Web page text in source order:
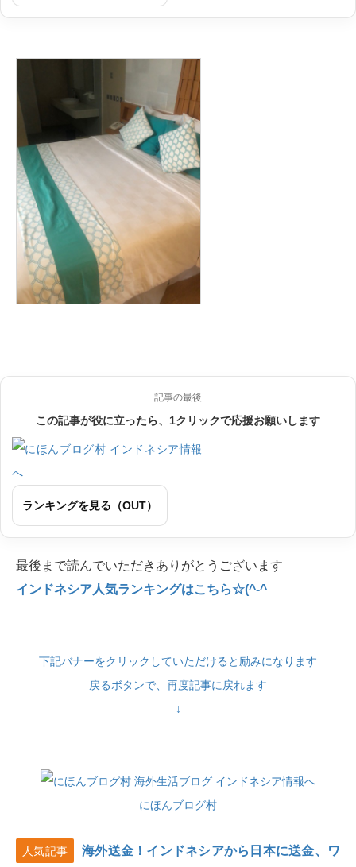
記事の最後
この記事が役に立ったら、1クリックで応援お願いします
ランキングを見る（OUT）
最後まで読んでいただきありがとうございます
インドネシア人気ランキングはこちら☆(^-^
下記バナーをクリックしていただけると励みになります
戻るボタンで、再度記事に戻れます
↓
にほんブログ村
人気記事
海外送金！インドネシアから日本に送金、ワ